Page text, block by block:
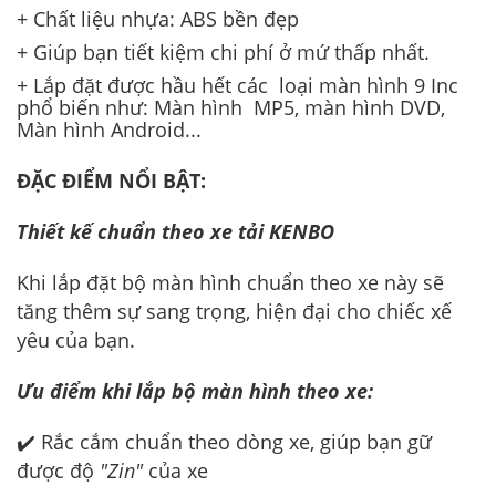
+ Chất liệu nhựa: ABS bền đẹp
+ Giúp bạn tiết kiệm chi phí ở mứ thấp nhất.
+ Lắp đặt được hầu hết các loại màn hình 9 Inc
phổ biến như: Màn hình MP5, màn hình DVD,
Màn hình Android...
ĐẶC ĐIỂM NỔI BẬT:
Thiết kế chuẩn theo xe tảiKENBO
Khi lắp đặt bộ màn hình chuẩn theo xe này sẽ
tăng thêm sự sang trọng, hiện đại cho chiếc xế
yêu của bạn.
Ưu điểm khi lắp bộ màn hình theo xe:
✔️ Rắc cắm chuẩn theo dòng xe, giúp bạn gữ
được độ "Zin"của xe